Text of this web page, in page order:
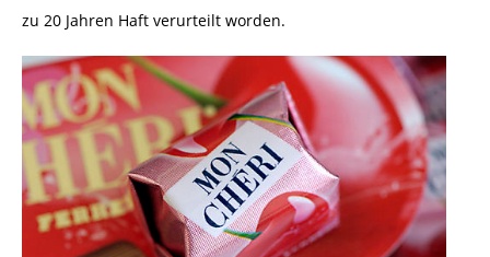
zu 20 Jahren Haft verurteilt worden.